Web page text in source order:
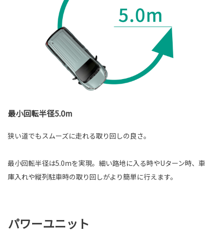
最小回転半径5.0m
狭い道でもスムーズに走れる取り回しの良さ。
最小回転半径は5.0mを実現。細い路地に入る時やUターン時、車
庫入れや縦列駐車時の取り回しがより簡単に行えます。
パワーユニット